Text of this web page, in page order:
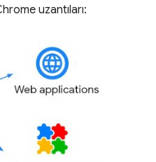
uzantıları: